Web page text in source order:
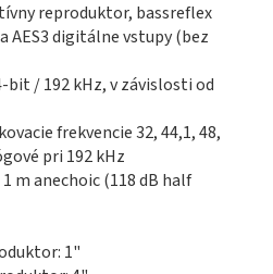
reproduktor, bassreflex
AES3 digitálne vstupy (bez
bit / 192 kHz, v závislosti od
frekvencie 32, 44,1, 48,
pri 192 kHz
1 m anechoic (118 dB half
1"